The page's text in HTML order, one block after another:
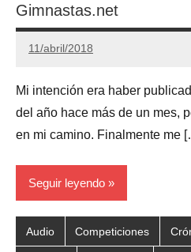
Gimnastas.net
11/abril/2018
Gimnastas.net
No
comentarios
Mi intención era haber
del año hace más de un mes,
en mi camino. Finalmente me
Seguir leyendo
Audio Competiciones